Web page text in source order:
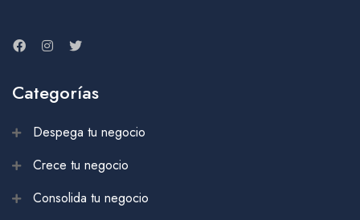
Categorías
Despega tu negocio
Crece tu negocio
Consolida tu negocio